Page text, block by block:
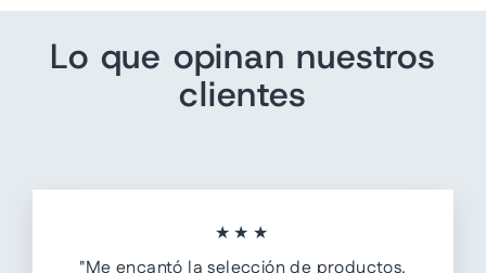
Lo que opinan nuestros
clientes
★★★